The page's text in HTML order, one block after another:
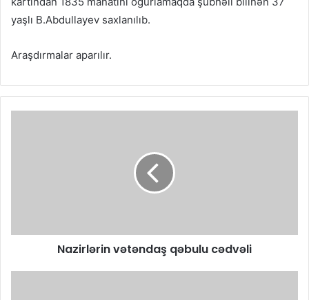
yaşlı B.Abdullayev saxlanılıb.
Araşdırmalar aparılır.
Nazirlərin vətəndaş qəbulu cədvəli